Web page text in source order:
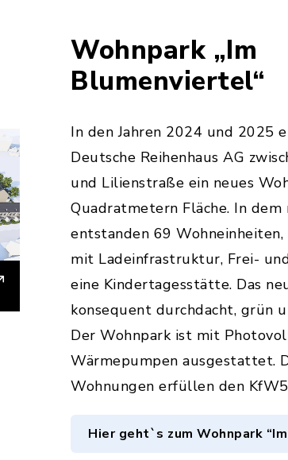
Wohnpark „Im
Blumenviertel“
In den Jahren 2024 und 2025
Deutsche Reihenhaus AG
und Lilienstraße ein neues
Quadratmetern Fläche. In
entstanden 69
mit Ladeinfrastruktur, Frei-
eine Kindertagesstätte. Das
konsequent durchdacht, grün
Der Wohnpark ist mit
Wärmepumpen ausgestattet.
Wohnungen erfüllen den
Hier geht`s zum Wohnpark